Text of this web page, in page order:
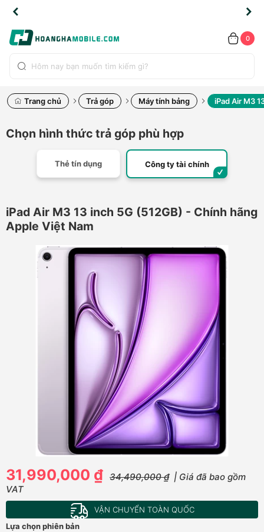
0
Trang chủ Trả góp Máy tính bảng iPad Air M3
Chọn hình thức trả góp phù hợp
Thẻ tín dụng Công ty tài chính
iPad Air M3 13 inch 5G (512GB) - Chính hãng
Apple Việt Nam
31,990,000 ₫ 34,490,000 ₫ | Giá đã bao gồm
VAT
VẬN CHUYỂN TOÀN QUỐC
Lựa chọn phiên bản